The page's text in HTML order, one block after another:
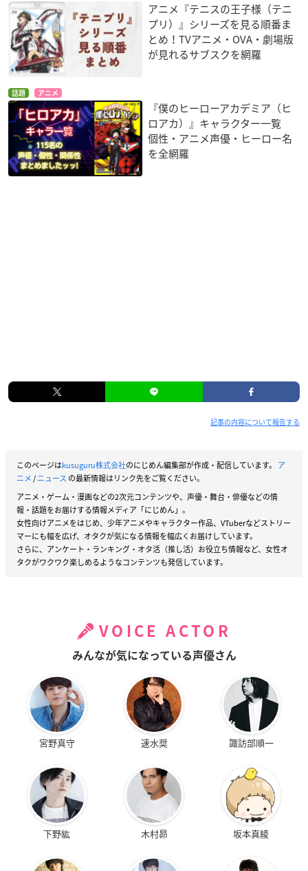
アニメ『テニスの王子様（テニ
プリ）』シリーズを見る順番ま
とめ！TVアニメ・OVA・劇場版
が見れるサブスクを網羅
話題 アニメ
『僕のヒーローアカデミア（ヒ
ロアカ）』キャラクター一覧
個性・アニメ声優・ヒーロー名
を全網羅
記事の内容について報告する
このページはkusuguru株式会社のにじめん編集部が作成・配信しています。 ア
ニメ/ニュース の最新情報はリンク先をご覧ください。
アニメ・ゲーム・漫画などの2次元コンテンツや、声優・舞台・俳優などの情
報・話題をお届けする情報メディア「にじめん」。
女性向けアニメをはじめ、少年アニメやキャラクター作品、VTuberなどストリー
マーにも幅を広げ、オタクが気になる情報を幅広くお届けしています。
さらに、アンケート・ランキング・オタ活（推し活）お役立ち情報など、女性オ
タクがワクワク楽しめるようなコンテンツも発信しています。
VOICE ACTOR
みんなが気になっている声優さん
宮野真守 速水奨 諏訪部順一
下野紘 木村昴 坂本真綾